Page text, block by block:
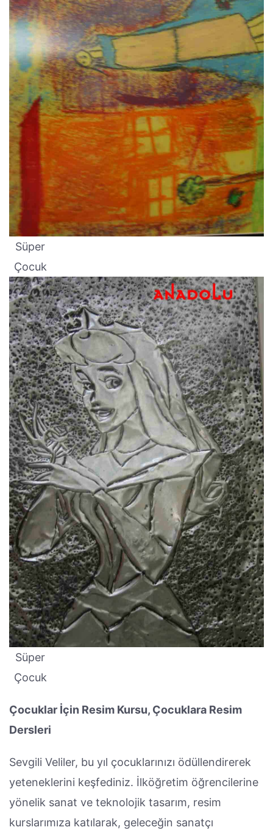
Süper
Çocuk
Süper
Çocuk
Çocuklar İçin Resim Kursu, Çocuklara Resim
Dersleri
Sevgili Veliler, bu yıl çocuklarınızı ödüllendirerek
yeteneklerini keşfediniz. İlköğretim öğrencilerine
yönelik sanat ve teknolojik tasarım, resim
kurslarımıza katılarak, geleceğin sanatçı